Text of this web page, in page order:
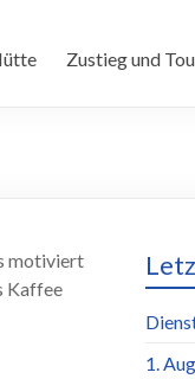
Zustieg und
motiviert
Kaffee
1.